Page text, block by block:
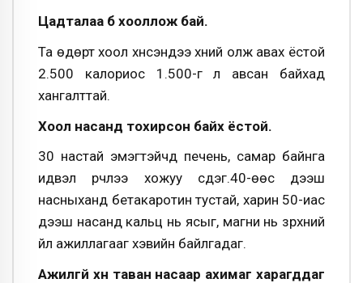
Цадталаа бүү хооллож бай.
Та өдөрт хоол хүнсэндээ хүний олж авах ёстой
2.500 калориос 1.500-г л авсан байхад
хангалттай.
Хоол насанд тохирсон байх ёстой.
30 настай эмэгтэйчүүд печень, самар байнга
идвэл үрчлээ хожуу үүсдэг.40-өөс дээш
насныханд бетакаротин тустай, харин 50-иас
дээш насанд кальц нь ясыг, магни нь зүрхний
үйл ажиллагааг хэвийн байлгадаг.
Ажилгүй хүн таван насаар ахимаг харагддаг